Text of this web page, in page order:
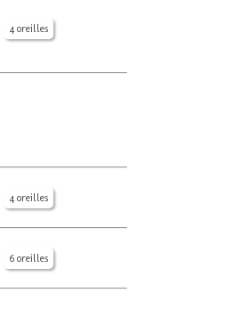
4 oreilles
4 oreilles
6 oreilles